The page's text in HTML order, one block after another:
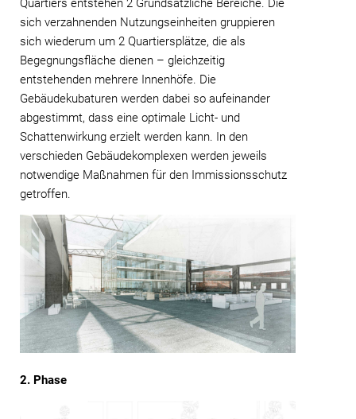
Quartiers entstehen 2 Grundsätzliche Bereiche. Die
sich verzahnenden Nutzungseinheiten gruppieren
sich wiederum um 2 Quartiersplätze, die als
Begegnungsfläche dienen – gleichzeitig
entstehenden mehrere Innenhöfe. Die
Gebäudekubaturen werden dabei so aufeinander
abgestimmt, dass eine optimale Licht- und
Schattenwirkung erzielt werden kann. In den
verschieden Gebäudekomplexen werden jeweils
notwendige Maßnahmen für den Immissionsschutz
getroffen.
2. Phase